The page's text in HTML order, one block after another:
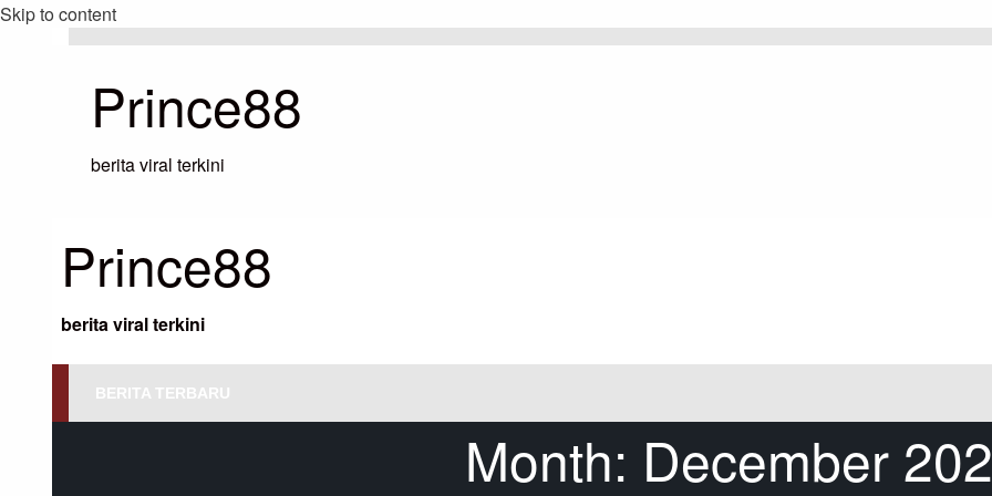
Skip to content
Prince88
berita viral terkini
Prince88
berita viral terkini
BERITA TERBARU
Month: December